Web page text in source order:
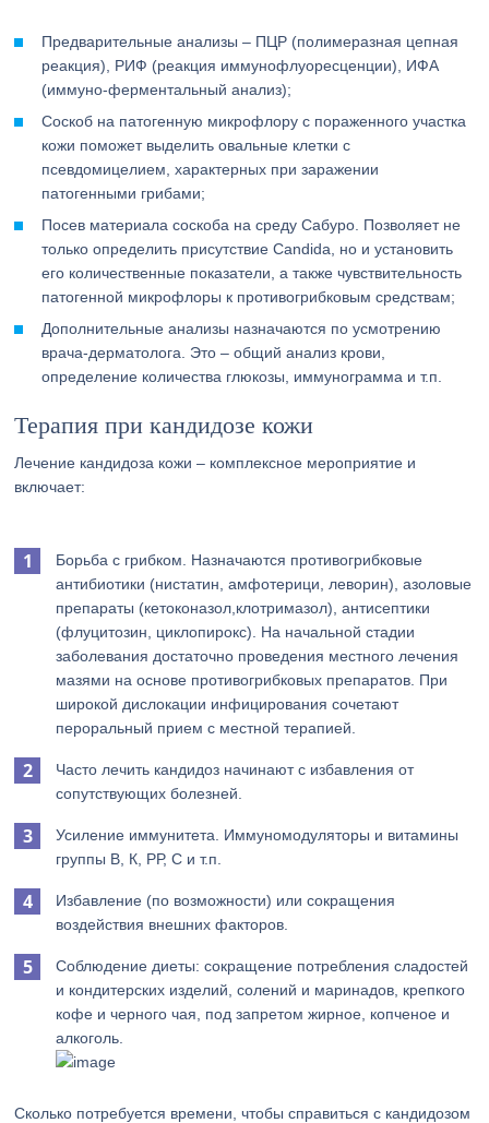
Предварительные анализы – ПЦР (полимеразная цепная
реакция), РИФ (реакция иммунофлуоресценции), ИФА
(иммуно-ферментальный анализ);
Соскоб на патогенную микрофлору с пораженного участка
кожи поможет выделить овальные клетки с
псевдомицелием, характерных при заражении
патогенными грибами;
Посев материала соскоба на среду Сабуро. Позволяет не
только определить присутствие Candida, но и установить
его количественные показатели, а также чувствительность
патогенной микрофлоры к противогрибковым средствам;
Дополнительные анализы назначаются по усмотрению
врача-дерматолога. Это – общий анализ крови,
определение количества глюкозы, иммунограмма и т.п.
Терапия при кандидозе кожи
Лечение кандидоза кожи – комплексное мероприятие и
включает:
Борьба с грибком. Назначаются противогрибковые
антибиотики (нистатин, амфотерици, леворин), азоловые
препараты (кетоконазол,клотримазол), антисептики
(флуцитозин, циклопирокс). На начальной стадии
заболевания достаточно проведения местного лечения
мазями на основе противогрибковых препаратов. При
широкой дислокации инфицирования сочетают
пероральный прием с местной терапией.
Часто лечить кандидоз начинают с избавления от
сопутствующих болезней.
Усиление иммунитета. Иммуномодуляторы и витамины
группы В, К, РР, С и т.п.
Избавление (по возможности) или сокращения
воздействия внешних факторов.
Соблюдение диеты: сокращение потребления сладостей
и кондитерских изделий, солений и маринадов, крепкого
кофе и черного чая, под запретом жирное, копченое и
алкоголь.
Сколько потребуется времени, чтобы справиться с кандидозом